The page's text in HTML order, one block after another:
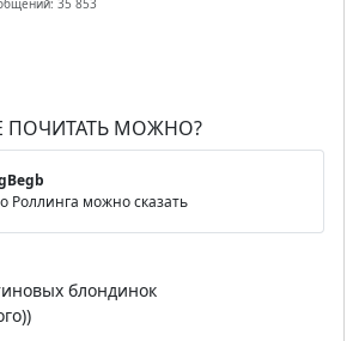
35 853
ПОЧИТАТЬ МОЖНО?
Роллинга можно сказать
блондинок